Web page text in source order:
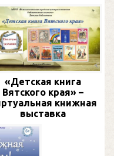
«Детская книга
Вятского края» –
книжная
выставка